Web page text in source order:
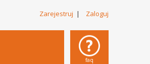
Zarejestruj | Zaloguj
faq